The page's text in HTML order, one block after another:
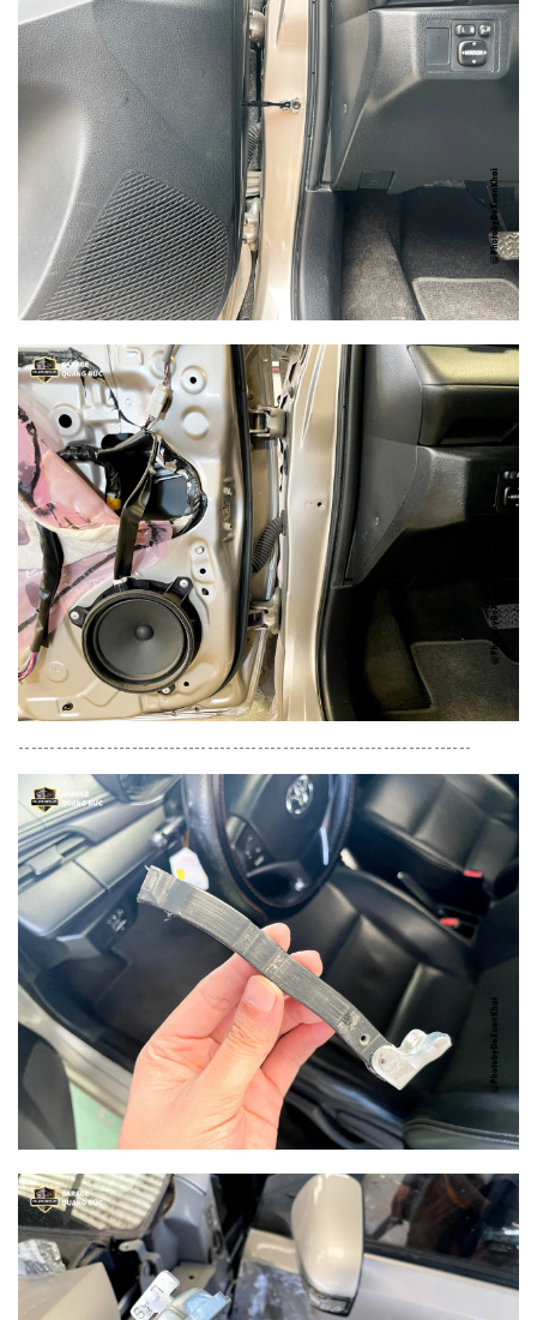
------------------------------------------------------------------------